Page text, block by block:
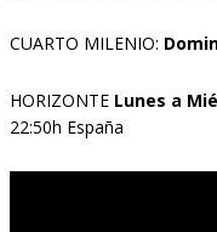
CUARTO MILENIO:
HORIZONTE Lunes a
22:50h España